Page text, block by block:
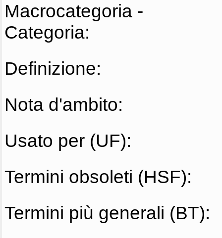
Macrocategoria -
Categoria:
Definizione:
Nota d'ambito:
Usato per (UF):
Termini obsoleti (HSF):
Termini più generali (BT):